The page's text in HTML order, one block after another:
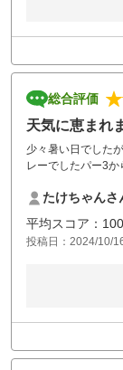
総合評価
天気に恵まれ
少々暑い日でした
レーでしたパー3
るがカップまで距
でショートぎみス
てないのかと思う
プレーを楽しみた
は多少高めですが
たけちゃんさ
平均スコア：
投稿日：2024/10/